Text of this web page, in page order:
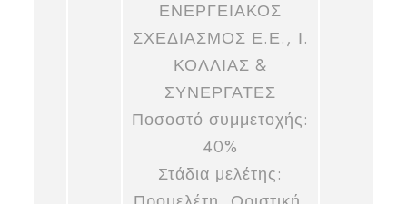
ΕΝΕΡΓΕΙΑΚΟΣ
ΣΧΕΔΙΑΣΜΟΣ Ε.Ε., Ι.
ΚΟΛΛΙΑΣ &
ΣΥΝΕΡΓΑΤΕΣ
Ποσοστό συμμετοχής:
40%
Στάδια μελέτης: